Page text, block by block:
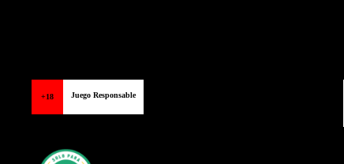
+18 Juego Responsable